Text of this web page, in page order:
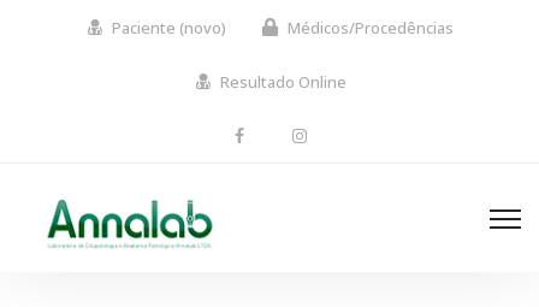
Paciente (novo) Médicos/Procedências
Resultado Online